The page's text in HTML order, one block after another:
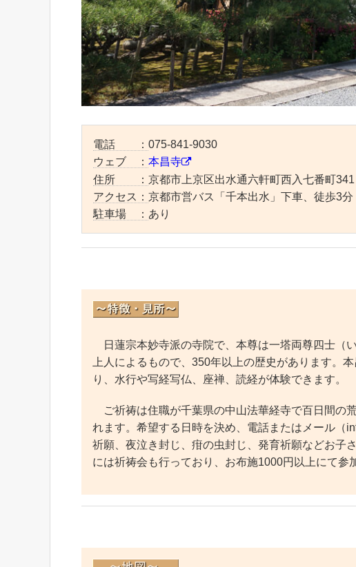
電話 ： 075-841-9030
ウェブ ： 本昌寺
住所 ： 京都市上京区出水通六軒町西入七番町341
アクセス： 京都市営バス「千本出水」下車、徒歩3分
駐車場 ： あり
日蓮宗本妙寺派の寺院で、本尊は一塔両尊四士（
上人によるもので、350年以上の歴史があります。
り、水行や写経写仏、座禅、読経が体験できます。
ご祈祷は住職が千葉県の中山法華経寺で百日間の
れます。希望する日時を決め、電話またはメール（
祈願、夜泣き封じ、疳の虫封じ、発育祈願などお子
には祈祷会も行っており、お布施1000円以上にて参